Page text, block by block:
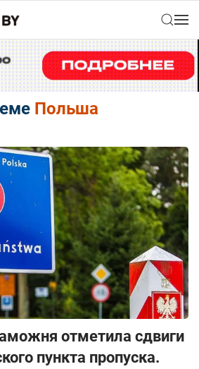
Польша
отметила сдвиги
пункта пропуска.